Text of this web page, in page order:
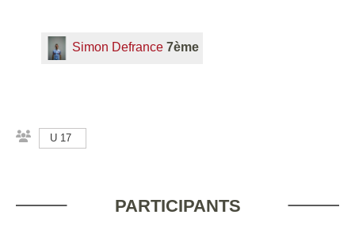
Simon Defrance 7ème
U 17
PARTICIPANTS